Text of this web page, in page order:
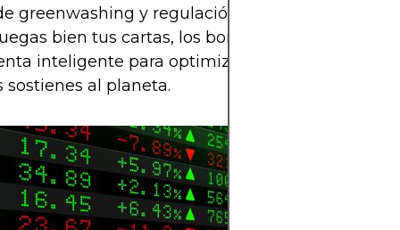
greenwashing y regulación en evolución
bien tus cartas, los bonos verdes pueden
inteligente para optimizar tus retornos
sostienes al planeta.